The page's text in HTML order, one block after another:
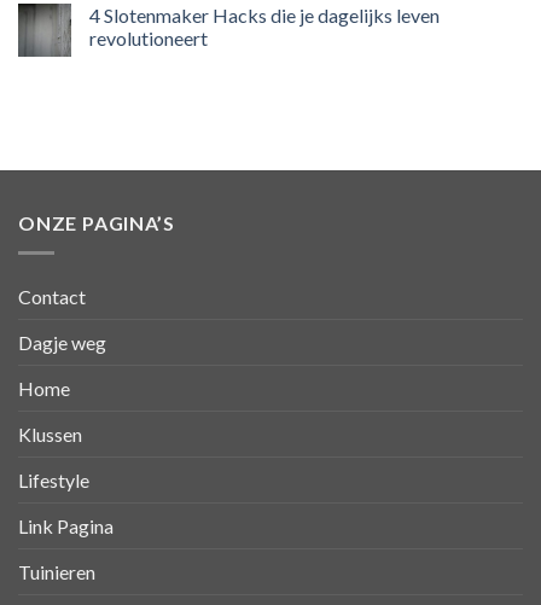
4 Slotenmaker Hacks die je dagelijks leven
revolutioneert
ONZE PAGINA’S
Contact
Dagje weg
Home
Klussen
Lifestyle
Link Pagina
Tuinieren